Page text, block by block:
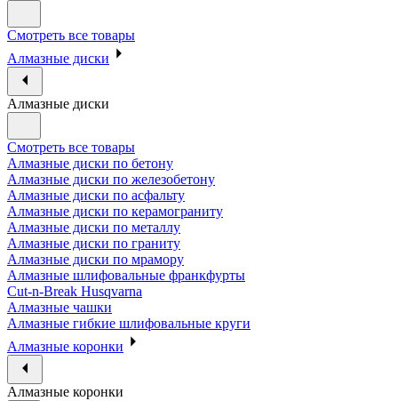
Смотреть все товары
Алмазные диски
Алмазные диски
Смотреть все товары
Алмазные диски по бетону
Алмазные диски по железобетону
Алмазные диски по асфальту
Алмазные диски по керамограниту
Алмазные диски по металлу
Алмазные диски по граниту
Алмазные диски по мрамору
Алмазные шлифовальные франкфурты
Cut-n-Break Husqvarna
Алмазные чашки
Алмазные гибкие шлифовальные круги
Алмазные коронки
Алмазные коронки